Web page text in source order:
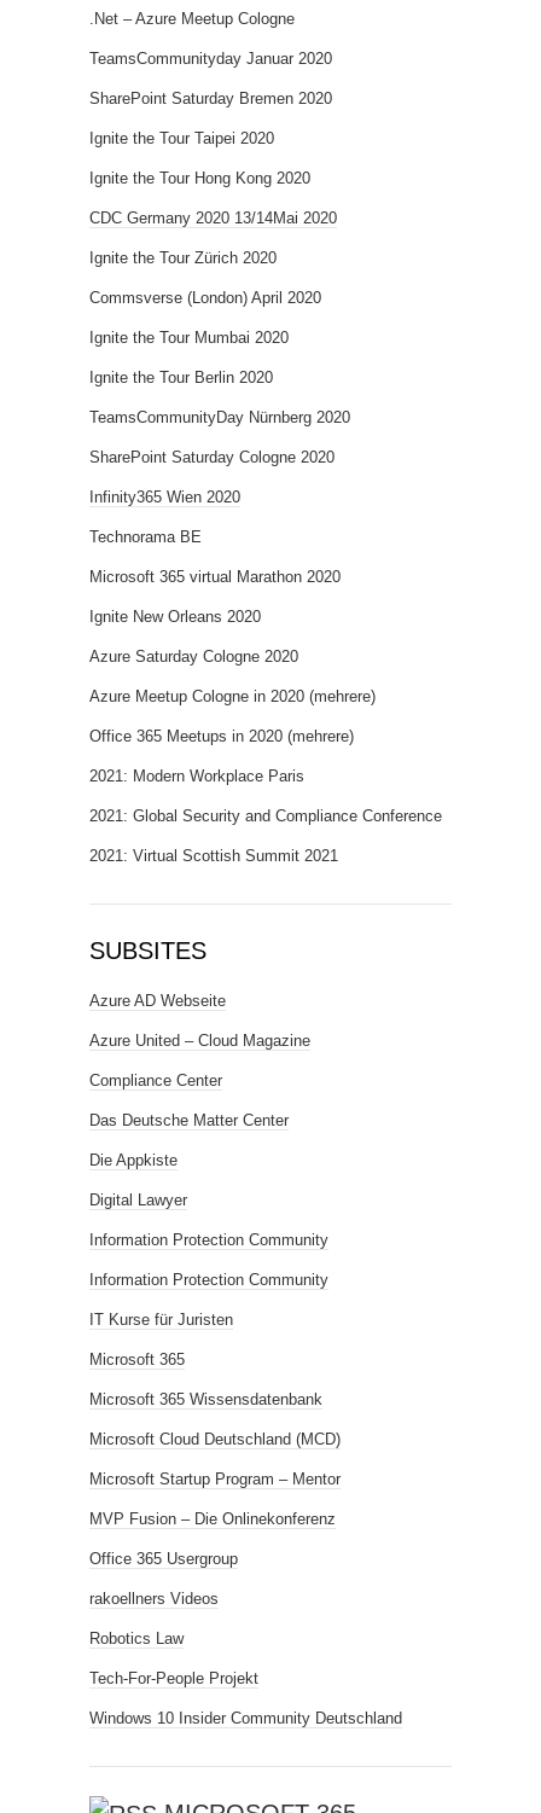
.Net – Azure Meetup Cologne
TeamsCommunityday Januar 2020
SharePoint Saturday Bremen 2020
Ignite the Tour Taipei 2020
Ignite the Tour Hong Kong 2020
CDC Germany 2020 13/14Mai 2020
Ignite the Tour Zürich 2020
Commsverse (London) April 2020
Ignite the Tour Mumbai 2020
Ignite the Tour Berlin 2020
TeamsCommunityDay Nürnberg 2020
SharePoint Saturday Cologne 2020
Infinity365 Wien 2020
Technorama BE
Microsoft 365 virtual Marathon 2020
Ignite New Orleans 2020
Azure Saturday Cologne 2020
Azure Meetup Cologne in 2020 (mehrere)
Office 365 Meetups in 2020 (mehrere)
2021: Modern Workplace Paris
2021: Global Security and Compliance Conference
2021: Virtual Scottish Summit 2021
SUBSITES
Azure AD Webseite
Azure United – Cloud Magazine
Compliance Center
Das Deutsche Matter Center
Die Appkiste
Digital Lawyer
Information Protection Community
Information Protection Community
IT Kurse für Juristen
Microsoft 365
Microsoft 365 Wissensdatenbank
Microsoft Cloud Deutschland (MCD)
Microsoft Startup Program – Mentor
MVP Fusion – Die Onlinekonferenz
Office 365 Usergroup
rakoellners Videos
Robotics Law
Tech-For-People Projekt
Windows 10 Insider Community Deutschland